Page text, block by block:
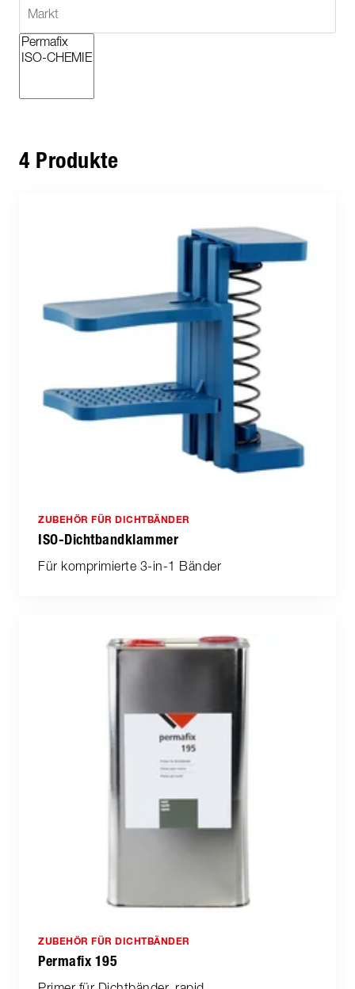
4 Produkte
ZUBEHÖR FÜR DICHTBÄNDER
ISO-Dichtbandklammer
Für komprimierte 3-in-1 Bänder
ZUBEHÖR FÜR DICHTBÄNDER
Permafix 195